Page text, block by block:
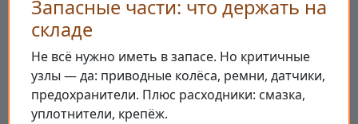
Запасные части: что держать на
складе
Не всё нужно иметь в запасе. Но критичные
узлы — да: приводные колёса, ремни, датчики,
предохранители. Плюс расходники: смазка,
уплотнители, крепёж.